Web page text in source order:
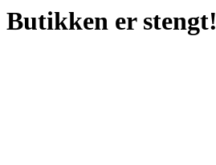
Butikken er stengt!